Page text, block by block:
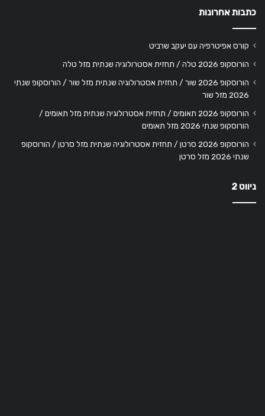
כתבות אחרונות
קורס אפיטרפיה עם יעקב שרביט
הורוסקופ 2026 טלה / תחזית אסטרולוגיה שנתית מזל טלה
הורוסקופ 2026 שור / תחזית אסטרולוגיה שנתית מזל שור / הורוסקופ שנתי
2026 מזל שור
הורוסקופ 2026 תאומים / תחזית אסטרולוגיה שנתית מזל תאומים /
הורוסקופ שנתי 2026 מזל תאומים
הורוסקופ 2026 סרטן / תחזית אסטרולוגיה שנתית מזל סרטן / הורוסקופ
שנתי 2026 מזל סרטן
ניווט 2